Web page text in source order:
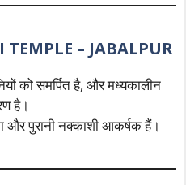
– JABALPUR
को समर्पित है, और मध्यकालीन
है।
और पुरानी नक्काशी आकर्षक हैं।